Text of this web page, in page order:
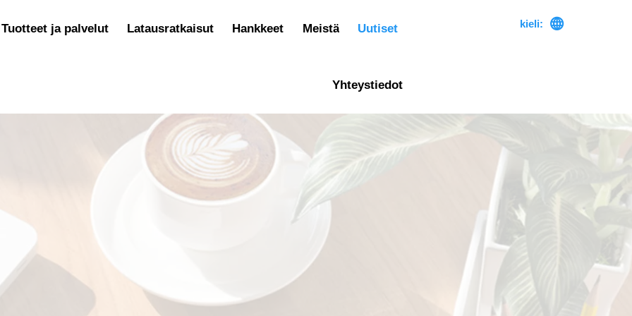
Tuotteet ja palvelut Latausratkaisut Hankkeet Meistä Uutiset
Yhteystiedot
kieli: 